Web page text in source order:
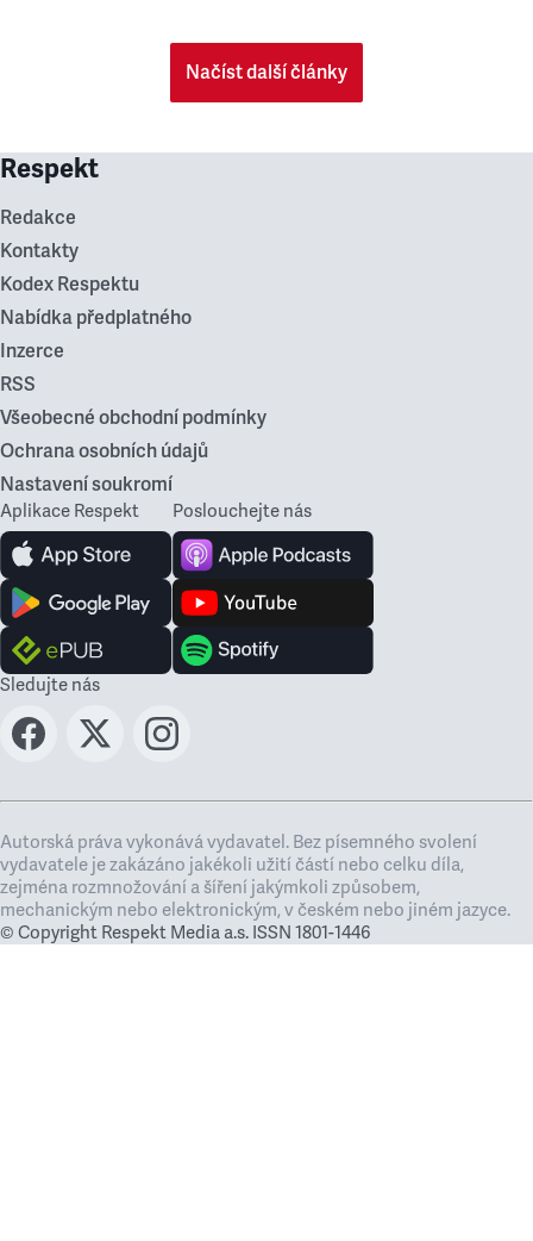
Načíst další články
Respekt
Redakce
Kontakty
Kodex Respektu
Nabídka předplatného
Inzerce
RSS
Všeobecné obchodní podmínky
Ochrana osobních údajů
Nastavení soukromí
Aplikace Respekt Poslouchejte nás
Sledujte nás
Autorská práva vykonává vydavatel. Bez písemného svolení
vydavatele je zakázáno jakékoli užití částí nebo celku díla,
zejména rozmnožování a šíření jakýmkoli způsobem,
mechanickým nebo elektronickým, v českém nebo jiném jazyce.
© Copyright Respekt Media a.s. ISSN 1801-1446